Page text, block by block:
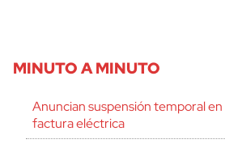
MINUTO A MINUTO
Anuncian suspensión temporal en
factura eléctrica